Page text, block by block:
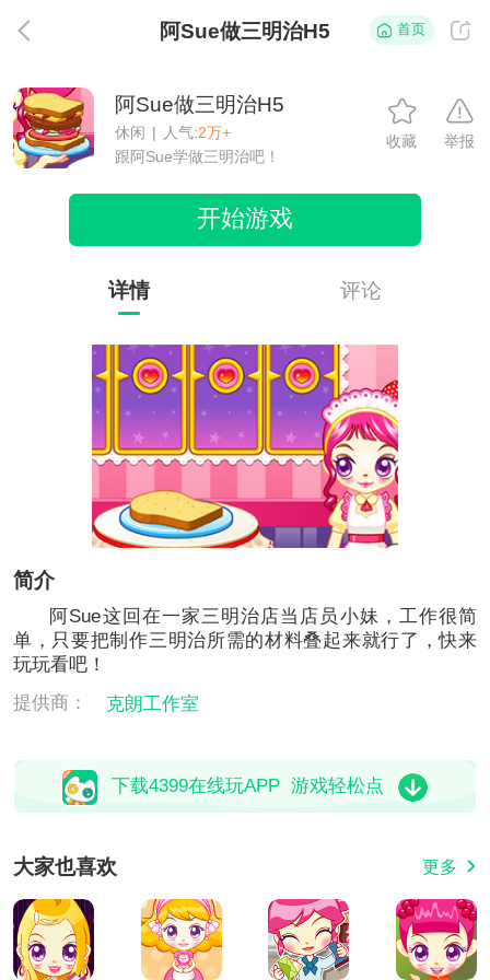
阿Sue做三明治H5 首页
阿Sue做三明治H5
休闲 | 人气:2万+
跟阿Sue学做三明治吧！
收藏 举报
开始游戏
详情 评论
简介
阿Sue这回在一家三明治店当店员小妹，工作很简
单，只要把制作三明治所需的材料叠起来就行了，快来
玩玩看吧！
提供商：
克朗工作室
下载4399在线玩APP 游戏轻松点
大家也喜欢 更多